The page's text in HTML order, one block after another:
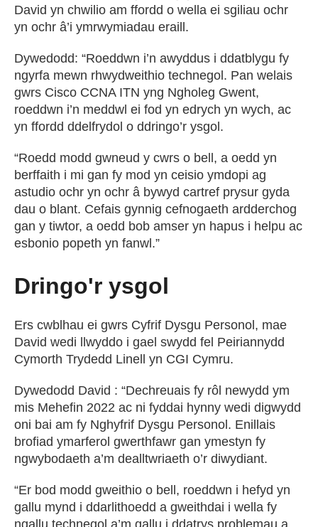
David yn chwilio am ffordd o wella ei sgiliau ochr
yn ochr â’i ymrwymiadau eraill.
Dywedodd: “Roeddwn i’n awyddus i ddatblygu fy
ngyrfa mewn rhwydweithio technegol. Pan welais
gwrs Cisco CCNA ITN yng Ngholeg Gwent,
roeddwn i’n meddwl ei fod yn edrych yn wych, ac
yn ffordd ddelfrydol o ddringo’r ysgol.
“Roedd modd gwneud y cwrs o bell, a oedd yn
berffaith i mi gan fy mod yn ceisio ymdopi ag
astudio ochr yn ochr â bywyd cartref prysur gyda
dau o blant. Cefais gynnig cefnogaeth ardderchog
gan y tiwtor, a oedd bob amser yn hapus i helpu ac
esbonio popeth yn fanwl.”
Dringo'r ysgol
Ers cwblhau ei gwrs Cyfrif Dysgu Personol, mae
David wedi llwyddo i gael swydd fel Peiriannydd
Cymorth Trydedd Linell yn CGI Cymru.
Dywedodd David : “Dechreuais fy rôl newydd ym
mis Mehefin 2022 ac ni fyddai hynny wedi digwydd
oni bai am fy Nghyfrif Dysgu Personol. Enillais
brofiad ymarferol gwerthfawr gan ymestyn fy
ngwybodaeth a’m dealltwriaeth o’r diwydiant.
“Er bod modd gweithio o bell, roeddwn i hefyd yn
gallu mynd i ddarlithoedd a gweithdai i wella fy